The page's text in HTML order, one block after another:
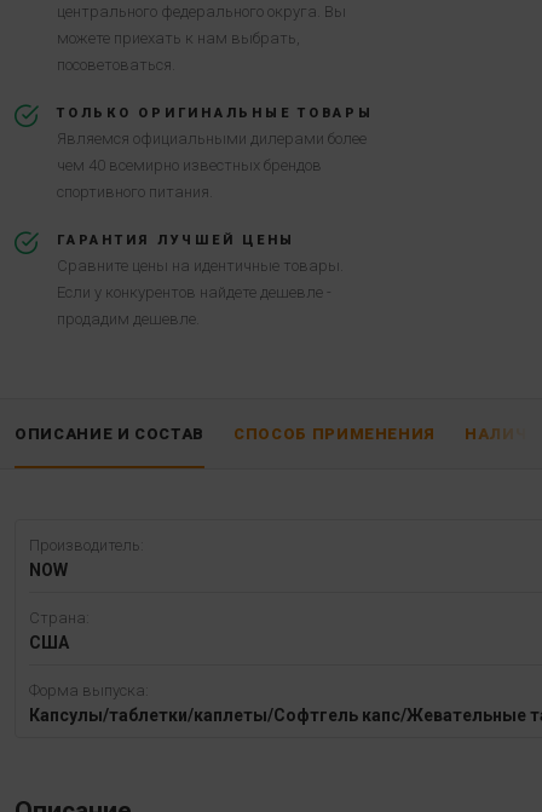
центрального федерального округа. Вы
можете приехать к нам выбрать,
посоветоваться.
ТОЛЬКО ОРИГИНАЛЬНЫЕ ТОВАРЫ
Являемся официальными дилерами более
чем 40 всемирно известных брендов
спортивного питания.
ГАРАНТИЯ ЛУЧШЕЙ ЦЕНЫ
Сравните цены на идентичные товары.
Если у конкурентов найдете дешевле -
продадим дешевле.
ОПИСАНИЕ И СОСТАВ СПОСОБ ПРИМЕНЕНИЯ
Производитель:
NOW
Страна:
США
Форма выпуска:
Капсулы/таблетки/каплеты/Софтгель капс/Жевательные